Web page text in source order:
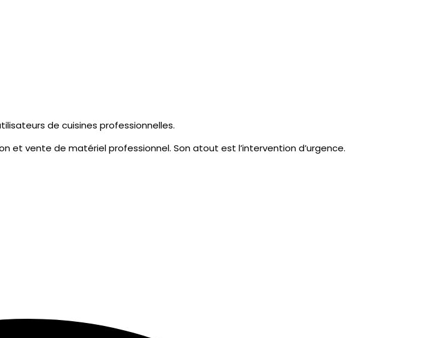
de cuisines professionnelles.
et vente de matériel professionnel. Son atout est l’intervention d’urgence.